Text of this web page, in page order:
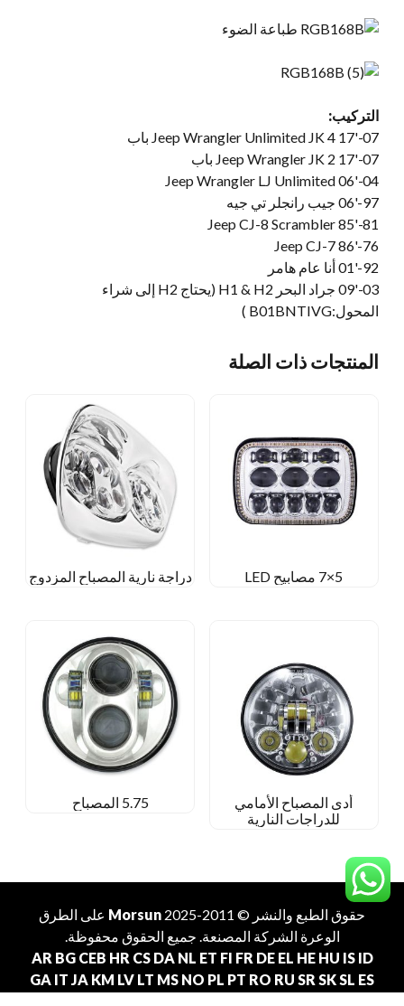
التركيب:
07-
'17 Jeep Wrangler Unlimited JK
4 باب
07-
'17 Jeep Wrangler JK
2 باب
04-'06 Jeep Wrangler LJ Unlimited
97-'06 جيب رانجلر تي جيه
81-
'85 Jeep CJ-8 Scrambler
76-
'86 Jeep CJ-7
92-'01 أنا عام هامر
03-'09 جراد البحر H1 & H2 (يحتاج H2 إلى شراء
المحول:B01BNTIVG )
المنتجات ذات الصلة
دراجة نارية المصباح المزدوج 5×7 مصابيح LED
5.75 المصباح
أدى المصباح الأمامي
للدراجات النارية
حقوق الطبع والنشر © 2011-2025 Morsun على الطرق
الوعرة الشركة المصنعة. جميع الحقوق محفوظة.
AR BG CEB HR CS DA NL ET FI FR DE EL HE HU IS ID
GA IT JA KM LV LT MS NO PL PT RO RU SR SKSL ES